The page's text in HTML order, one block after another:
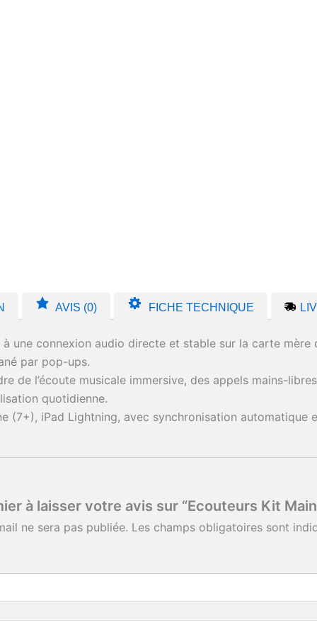
AVIS (0) FICHE TECHNIQUE
à une connexion audio directe et stable sur la carte
par pop-ups.
de l’écoute musicale immersive, des appels mains-
quotidienne.
(7+), iPad Lightning, avec synchronisation automatique
à laisser votre avis sur “Ecouteurs Kit
ne sera pas publiée. Les champs obligatoires sont